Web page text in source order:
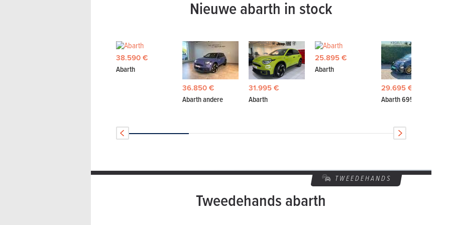
Nieuwe abarth in stock
38.590 €
Abarth
36.850 €
Abarth andere
31.995 €
Abarth
25.895 €
Abarth
29.695 €
Abarth 695
TWEEDEHANDS
Tweedehands abarth